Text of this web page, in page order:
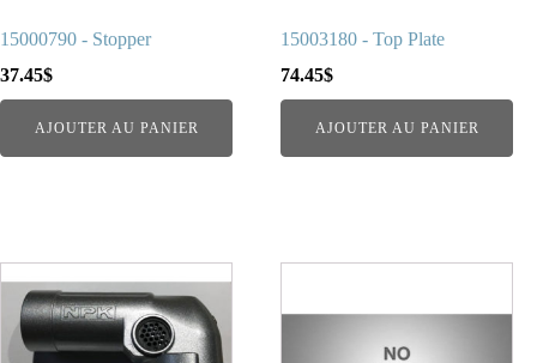
15000790 - Stopper
37.45$
AJOUTER AU PANIER
15003180 - Top Plate
74.45$
AJOUTER AU PANIER